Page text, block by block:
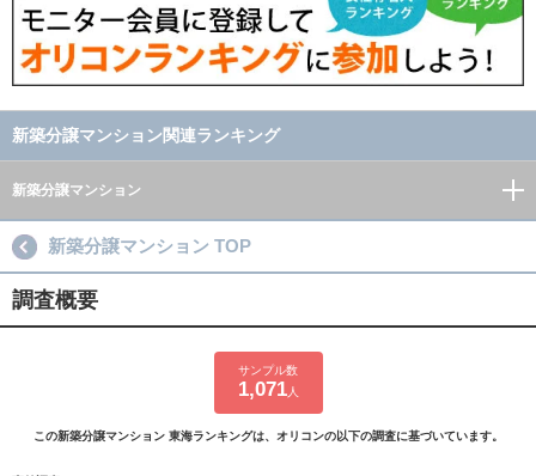
新築分譲マンション関連ランキング
新築分譲マンション
新築分譲マンション TOP
調査概要
サンプル数
1,071人
この新築分譲マンション 東海ランキングは、オリコンの以下の調査に基づいています。